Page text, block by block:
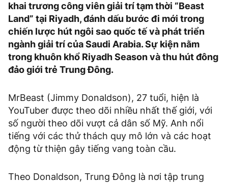
khai trương công viên giải trí tạm thời “Beast
Land” tại Riyadh, đánh dấu bước đi mới trong
chiến lược hút ngôi sao quốc tế và phát triển
ngành giải trí của Saudi Arabia. Sự kiện nằm
trong khuôn khổ Riyadh Season và thu hút đông
đảo giới trẻ Trung Đông.
MrBeast (Jimmy Donaldson), 27 tuổi, hiện là
YouTuber được theo dõi nhiều nhất thế giới, với
số người theo dõi vượt cả dân số Mỹ. Anh nổi
tiếng với các thử thách quy mô lớn và các hoạt
động từ thiện gây tiếng vang toàn cầu.
Theo Donaldson, Trung Đông là nơi tập trung